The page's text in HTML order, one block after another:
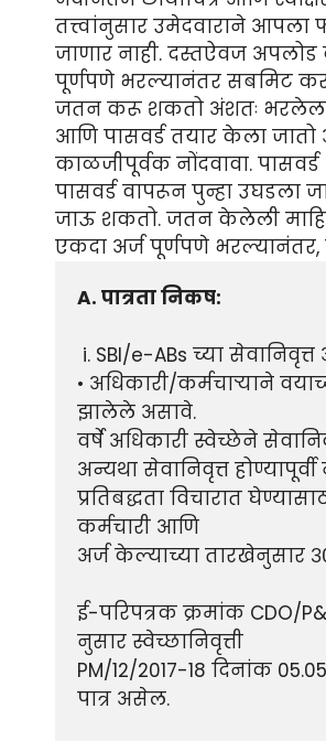
तत्त्वांनुसार उमेदवाराने
जाणार नाही. दस्तऐवज अपलोड
पूर्णपणे भरल्यानंतर सबमिट
जतन करू शकतो अंशतः भरलेला
आणि पासवर्ड तयार केला जातो
काळजीपूर्वक नोंदवावा.
पासवर्ड वापरून पुन्हा
जाऊ शकतो. जतन केलेली
एकदा अर्ज पूर्णपणे भरल्यानंतर,
A. पात्रता निकष:
• अधिकारी/कर्मचाऱ्याने
झालेले असावे.
वर्षे अधिकारी स्वेच्छेने
अन्यथा सेवानिवृत्त होण्यापूर्वी
प्रतिबद्धता विचारात
कर्मचारी आणि
अर्ज केल्याच्या तारखेनुसार
ई-परिपत्रक क्रमांक CDO/
नुसार स्वेच्छानिवृत्ती
PM/12/2017-18 दिनांक
पात्र असेल.